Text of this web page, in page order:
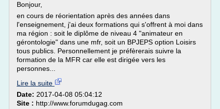
Bonjour,
en cours de réorientation après des années dans
l'enseignement, j'ai deux formations qui s'offrent à moi dans
ma région : soit le diplôme de niveau 4 "animateur en
gérontologie" dans une mfr, soit un BPJEPS option Loisirs
tous publics. Personnellement je préfèrerais suivre la
formation de la MFR car elle est dirigée vers les
personnes...
Lire la suite
Date: 2017-04-08 05:04:12
Site : http://www.forumdugag.com